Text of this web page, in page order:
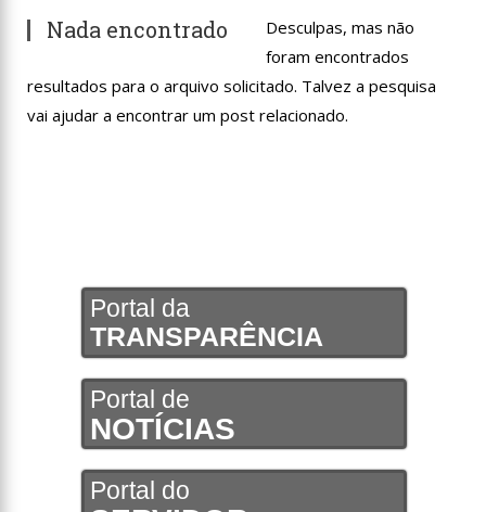
Nada encontrado
Desculpas, mas não
foram encontrados
resultados para o arquivo solicitado. Talvez a pesquisa
vai ajudar a encontrar um post relacionado.
Portal da
TRANSPARÊNCIA
Portal de
NOTÍCIAS
Portal do